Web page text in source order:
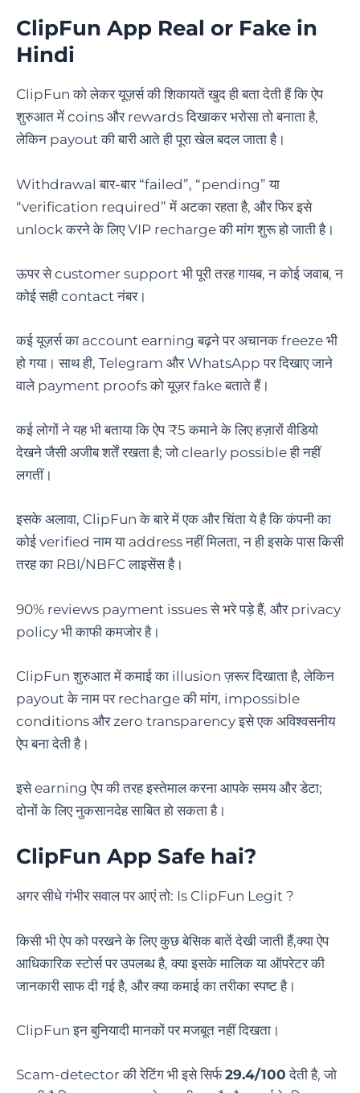
ClipFun App Real or Fake in
Hindi
ClipFun को लेकर यूज़र्स की शिकायतें खुद ही बता देती हैं कि ऐप
शुरुआत में coins और rewards दिखाकर भरोसा तो बनाता है,
लेकिन payout की बारी आते ही पूरा खेल बदल जाता है।
Withdrawal बार-बार “failed”, “pending” या
“verification required” में अटका रहता है, और फिर इसे
unlock करने के लिए VIP recharge की मांग शुरू हो जाती है।
ऊपर से customer support भी पूरी तरह गायब, न कोई जवाब, न
कोई सही contact नंबर।
कई यूज़र्स का account earning बढ़ने पर अचानक freeze भी
हो गया। साथ ही, Telegram और WhatsApp पर दिखाए जाने
वाले payment proofs को यूज़र fake बताते हैं।
कई लोगों ने यह भी बताया कि ऐप ₹5 कमाने के लिए हज़ारों वीडियो
देखने जैसी अजीब शर्तें रखता है; जो clearly possible ही नहीं
लगतीं।
इसके अलावा, ClipFun के बारे में एक और चिंता ये है कि कंपनी का
कोई verified नाम या address नहीं मिलता, न ही इसके पास किसी
तरह का RBI/NBFC लाइसेंस है।
90% reviews payment issues से भरे पड़े हैं, और privacy
policy भी काफी कमजोर है।
ClipFun शुरुआत में कमाई का illusion ज़रूर दिखाता है, लेकिन
payout के नाम पर recharge की मांग, impossible
conditions और zero transparency इसे एक अविश्वसनीय
ऐप बना देती है।
इसे earning ऐप की तरह इस्तेमाल करना आपके समय और डेटा;
दोनों के लिए नुकसानदेह साबित हो सकता है।
ClipFun App Safe hai?
अगर सीधे गंभीर सवाल पर आएं तो: Is ClipFun Legit ?
किसी भी ऐप को परखने के लिए कुछ बेसिक बातें देखी जाती हैं,क्या ऐप
आधिकारिक स्टोर्स पर उपलब्ध है, क्या इसके मालिक या ऑपरेटर की
जानकारी साफ दी गई है, और क्या कमाई का तरीका स्पष्ट है।
ClipFun इन बुनियादी मानकों पर मजबूत नहीं दिखता।
Scam-detector की रेटिंग भी इसे सिर्फ29.4/100 देती है, जो